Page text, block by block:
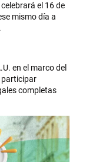
el 16 de
mismo día a
en el marco del
participar
completas